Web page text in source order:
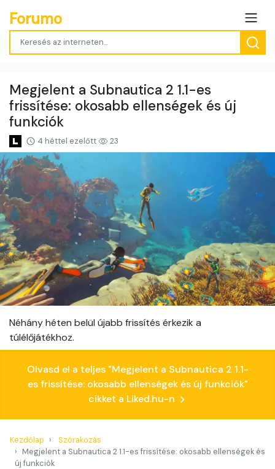
Forumo
Megjelent a Subnautica 2 1.1-es
frissítése: okosabb ellenségek és új
funkciók
4 héttel ezelőtt 23
Néhány héten belül újabb frissítés érkezik a
túlélőjátékhoz.
Olvasd el a teljes "Megjelent a Subnautica 2 1.1-
es frissítése: okosabb ellenségek és új funkciók"
cikket a Liked.hu-n
Kezdőlap
Szórakozás
Megjelent a Subnautica 2 1.1-es frissítése: okosabb ellenségek és
új funkciók